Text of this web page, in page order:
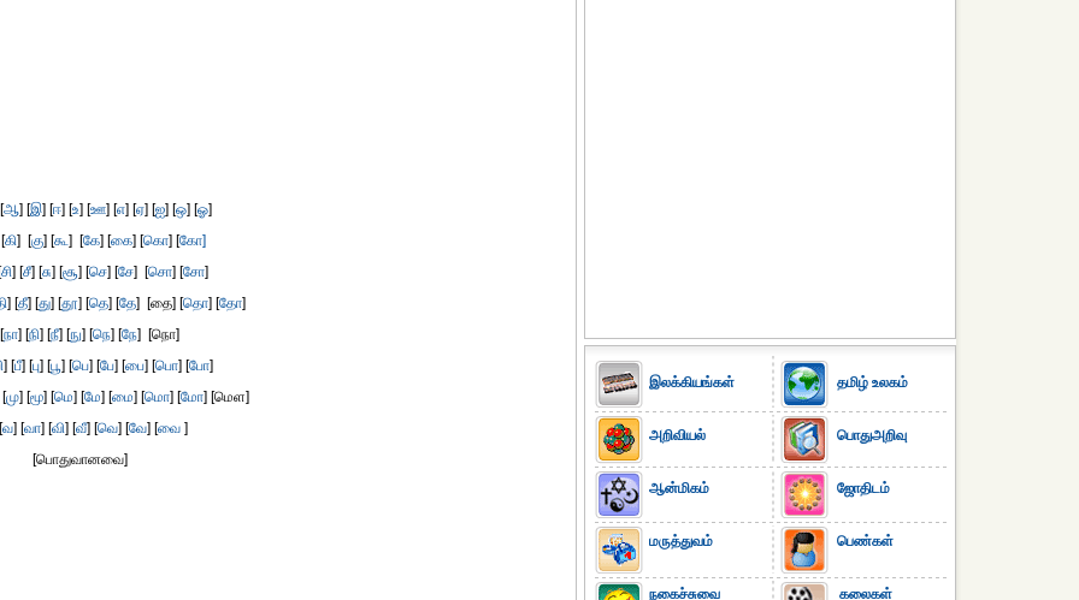
ஆ] [இ] [ஈ] [உ] [ஊ] [எ] [ஏ] [ஐ] [ஒ] [ஓ]
கி] [கு] [கூ] [கே] [கை] [கொ] [கோ]
சி] [சீ] [சு] [சூ] [செ] [சே] [சொ] [சோ]
] [தீ] [து] [தூ] [தெ] [தே] [தை] [தொ] [தோ]
நா] [நி] [நீ] [நு] [நெ] [நே] [நொ]
] [பீ] [பு] [பூ] [பெ] [பே] [பை] [பொ] [போ]
மு] [மூ] [மெ] [மே] [மை] [மொ] [மோ] [மெள]
வ] [வா] [வி] [வீ] [வெ] [வே] [வை ]
[பொதுவானவை]
இலக்கியங்கள்
அறிவியல்
ஆன்மிகம்
மருத்துவம்
நகைச்சுவை
தமிழ் உலகம்
பொதுஅறிவு
ஜோதிடம்
பெண்கள்
கலைகள்